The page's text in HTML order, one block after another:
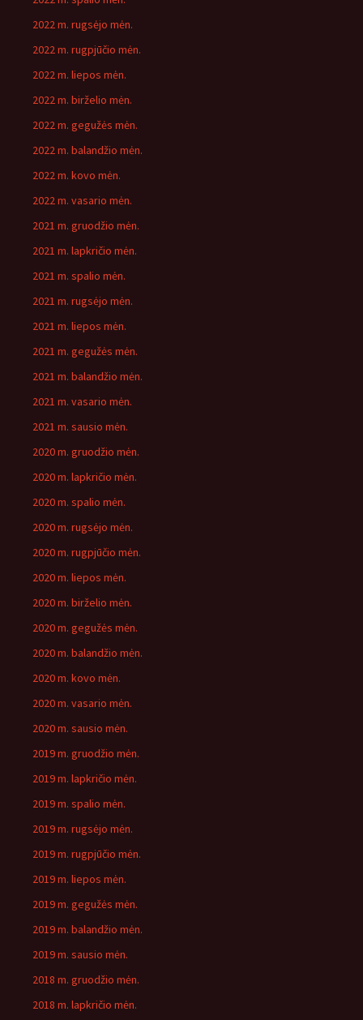
2022 m. rugsėjo mėn.
2022 m. rugpjūčio mėn.
2022 m. liepos mėn.
2022 m. birželio mėn.
2022 m. gegužės mėn.
2022 m. balandžio mėn.
2022 m. kovo mėn.
2022 m. vasario mėn.
2021 m. gruodžio mėn.
2021 m. lapkričio mėn.
2021 m. spalio mėn.
2021 m. rugsėjo mėn.
2021 m. liepos mėn.
2021 m. gegužės mėn.
2021 m. balandžio mėn.
2021 m. vasario mėn.
2021 m. sausio mėn.
2020 m. gruodžio mėn.
2020 m. lapkričio mėn.
2020 m. spalio mėn.
2020 m. rugsėjo mėn.
2020 m. rugpjūčio mėn.
2020 m. liepos mėn.
2020 m. birželio mėn.
2020 m. gegužės mėn.
2020 m. balandžio mėn.
2020 m. kovo mėn.
2020 m. vasario mėn.
2020 m. sausio mėn.
2019 m. gruodžio mėn.
2019 m. lapkričio mėn.
2019 m. spalio mėn.
2019 m. rugsėjo mėn.
2019 m. rugpjūčio mėn.
2019 m. liepos mėn.
2019 m. gegužės mėn.
2019 m. balandžio mėn.
2019 m. sausio mėn.
2018 m. gruodžio mėn.
2018 m. lapkričio mėn.